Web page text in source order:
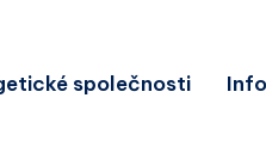
společnosti